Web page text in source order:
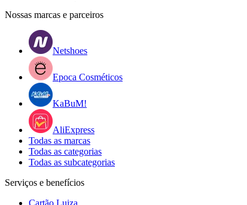
Nossas marcas e parceiros
Netshoes
Epoca Cosméticos
KaBuM!
AliExpress
Todas as marcas
Todas as categorias
Todas as subcategorias
Serviços e benefícios
Cartão Luiza